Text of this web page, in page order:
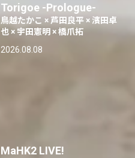
Torigoe -Prologue-
鳥越たかこ × 芦田良平 × 濱田卓
也 × 宇田憲明 × 橋爪拓
2026.08.08
MaHK2 LIVE!